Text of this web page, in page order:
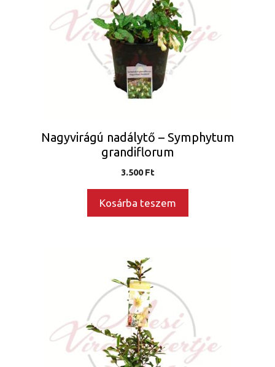
Nagyvirágú nadálytő – Symphytum
grandiflorum
3.500Ft
Kosárba teszem